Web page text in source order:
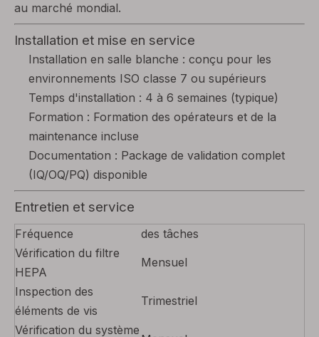
au marché mondial.
Installation et mise en service
Installation en salle blanche : conçu pour les
environnements ISO classe 7 ou supérieurs
Temps d'installation : 4 à 6 semaines (typique)
Formation : Formation des opérateurs et de la
maintenance incluse
Documentation : Package de validation complet
(IQ/OQ/PQ) disponible
Entretien et service
Fréquence
des tâches
Vérification du filtre
HEPA
Mensuel
Inspection des
éléments de vis
Trimestriel
Vérification du système